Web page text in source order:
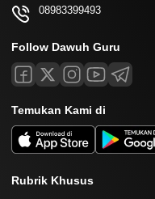
08983399493
Follow Dawuh Guru
Temukan Kami di
Rubrik Khusus